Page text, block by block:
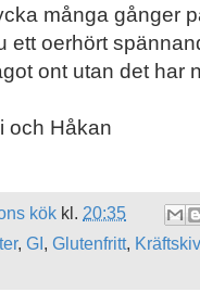
många gånger
ett oerhört
ont utan det har
och Håkan
kök kl. 20:35
, GI , Glutenfritt,